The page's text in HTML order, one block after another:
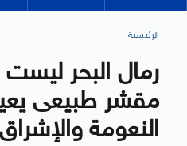
الرئيسية
رمال البحر
مقشر طبيعى
النعومة والإشراق